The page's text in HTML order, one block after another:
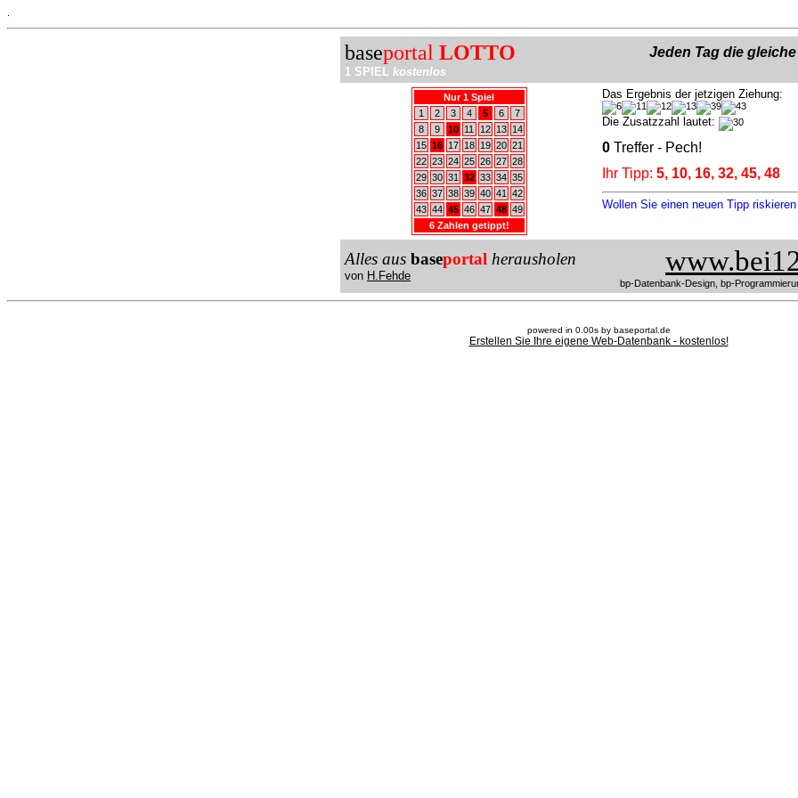
baseportal LOTTO
1 SPIEL kostenlos
Jeden Tag die
Nur 1 Spiel
1
2 3 4 5 6
7
8
9 10 11 12 13
14
15 16 17 18 19 20 21
22 23 24 25 26 27 28
29 30 31 32 33 34 35
36 37 38 39 40 41
42
43 44 45 46 47 48 49
6 Zahlen getippt!
Das Ergebnis der jetzigen Ziehung:
Die Zusatzzahl lautet:
0 Treffer - Pech!
Ihr Tipp: 5, 10, 16, 32, 45, 48
Wollen Sie einen neuen Tipp
Alles aus baseportal herausholen
von H.Fehde
bp-Datenbank-Design, bp-
powered in 0.00s by baseportal.de
Erstellen Sie Ihre eigene Web-Datenbank - kostenlos!